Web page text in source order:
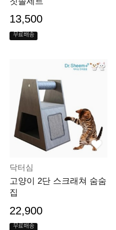
13,500
무료배송
닥터심
고양이 2단 스크래쳐 숨숨
집
22,900
무료배송